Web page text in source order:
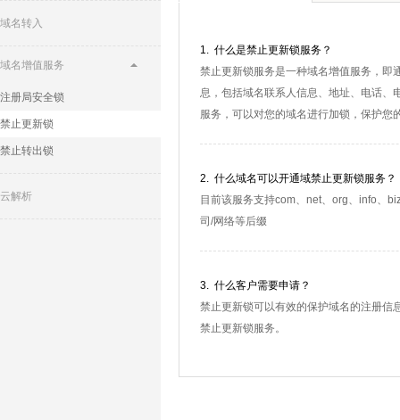
域名转入
域名增值服务
注册局安全锁
禁止更新锁
禁止转出锁
云解析
1. 什么是禁止更新锁服务？
禁止更新锁服务是一种域名增值服务，即
息，包括域名联系人信息、地址、电话、
服务，可以对您的域名进行加锁，保护您
2. 什么域名可以开通域禁止更新锁服务？
目前该服务支持com、net、org、info、
司/网络等后缀
3. 什么客户需要申请？
禁止更新锁可以有效的保护域名的注册信
禁止更新锁服务。